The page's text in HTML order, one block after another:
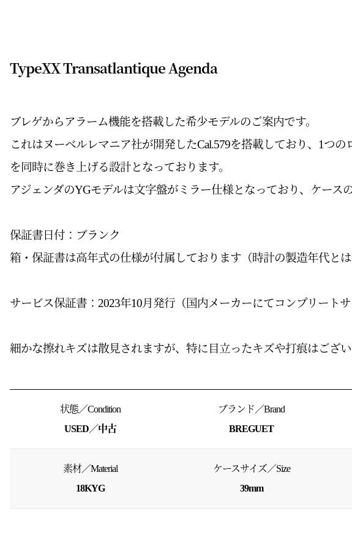
TypeXX Transatlantique Agenda
ブレゲからアラーム機能を搭載した希少モデルのご案内です。
これはヌーベルレマニア社が開発したCal.579を搭載しており、 1つの
を同時に巻き上げる設計となっております。
アジェンダのYGモデルは文字盤がミラー仕様となっており、ケース
保証書日付：ブランク
箱・保証書は高年式の仕様が付属しております（時計の製造年代とは
サービス保証書：2023年10月発行（国内メーカーにてコンプリートサ
細かな擦れキズは散見されますが、特に目立ったキズや打痕はござい
状態／Condition
USED／中古
ブランド／Brand
BREGUET
素材／Material
18KYG
ケースサイズ／Size
39mm